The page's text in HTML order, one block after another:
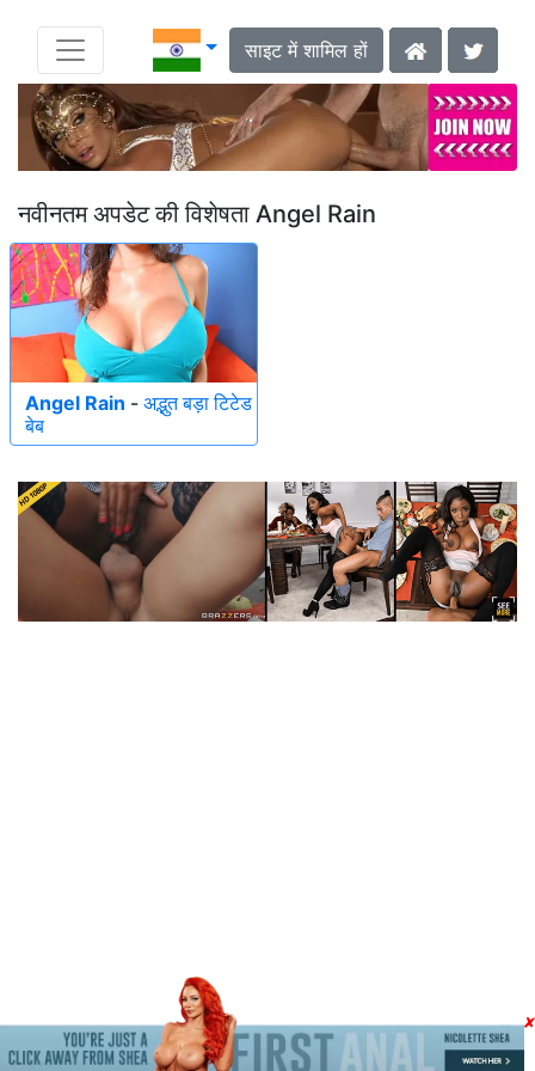
साइट में शामिल हों
नवीनतम अपडेट की विशेषता Angel Rain
Angel Rain - अद्भुत बड़ा टिटेड
बेब